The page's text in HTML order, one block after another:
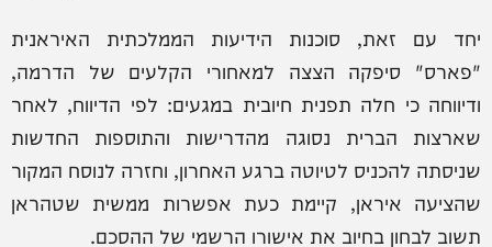
יחד עם זאת, סוכנות הידיעות הממלכתית האיראנית
"פארס" סיפקה הצצה למאחורי הקלעים של הדרמה,
ודיווחה כי חלה תפנית חיובית במגעים: לפי הדיווח, לאחר
שארצות הברית נסוגה מהדרישות והתוספות החדשות
שניסתה להכניס לטיוטה ברגע האחרון, וחזרה לנוסח המקור
שהציעה איראן, קיימת כעת אפשרות ממשית שטהראן
תשוב לבחון בחיוב את אישורו הרשמי של ההסכם.